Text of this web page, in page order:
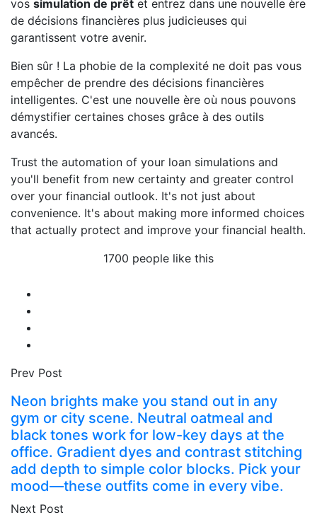
vos simulation de prêt et entrez dans une nouvelle ère
de décisions financières plus judicieuses qui
garantissent votre avenir.
Bien sûr ! La phobie de la complexité ne doit pas vous
empêcher de prendre des décisions financières
intelligentes. C'est une nouvelle ère où nous pouvons
démystifier certaines choses grâce à des outils
avancés.
Trust the automation of your loan simulations and
you'll benefit from new certainty and greater control
over your financial outlook. It's not just about
convenience. It's about making more informed choices
that actually protect and improve your financial health.
1700 people like this
Prev Post
Neon brights make you stand out in any
gym or city scene. Neutral oatmeal and
black tones work for low-key days at the
office. Gradient dyes and contrast stitching
add depth to simple color blocks. Pick your
mood—these outfits come in every vibe.
Next Post